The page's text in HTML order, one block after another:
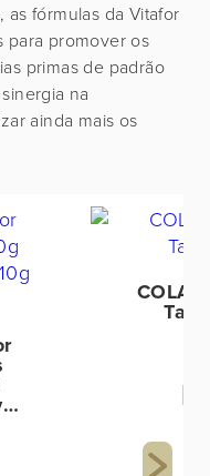
fórmulas da Vitafor
para promover os
primas de padrão
na
ainda mais os
-